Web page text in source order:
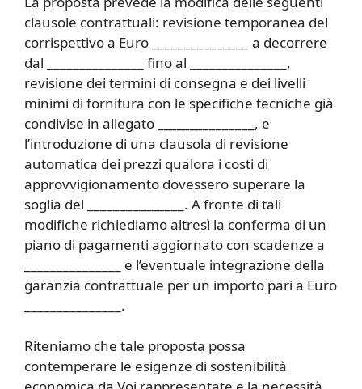
clausole contrattuali: revisione temporanea del
corrispettivo a Euro _______________ a decorrere
dal _______________ fino al _______________,
revisione dei termini di consegna e dei livelli
minimi di fornitura con le specifiche tecniche già
condivise in allegato _______________, e
l’introduzione di una clausola di revisione
automatica dei prezzi qualora i costi di
approvvigionamento dovessero superare la
soglia del _______________. A fronte di tali
modifiche richiediamo altresì la conferma di un
piano di pagamenti aggiornato con scadenze a
_______________ e l’eventuale integrazione della
garanzia contrattuale per un importo pari a Euro
_______________.
Riteniamo che tale proposta possa
contemperare le esigenze di sostenibilità